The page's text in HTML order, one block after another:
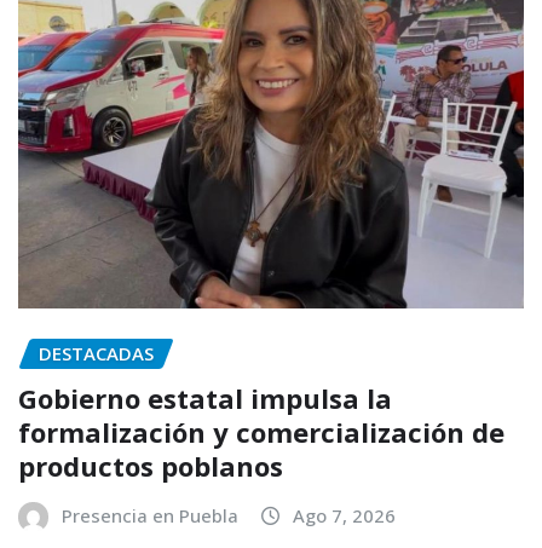
DESTACADAS
Gobierno estatal impulsa la
formalización y comercialización de
productos poblanos
Presencia en Puebla Ago 7, 2026